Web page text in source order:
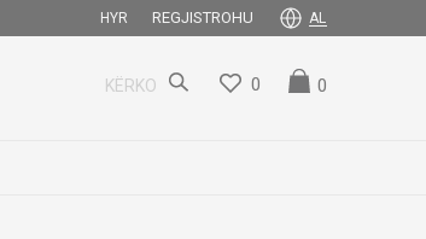
HYR REGJISTROHU AL
KËRKO 0
0